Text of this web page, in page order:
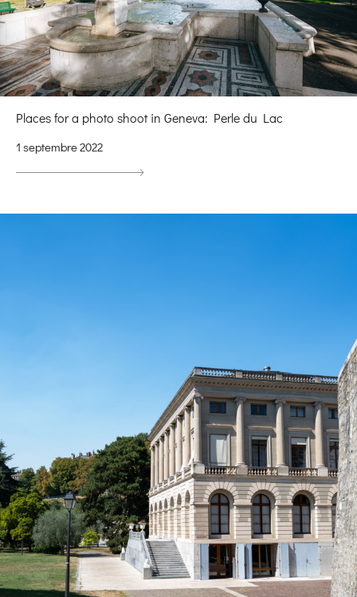
Places for a photo shoot in Geneva: Perle du Lac
1 septembre 2022